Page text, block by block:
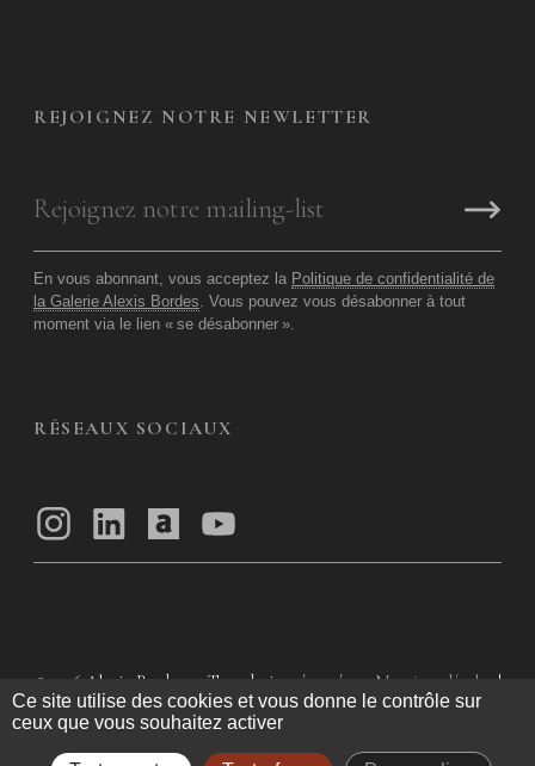
REJOIGNEZ NOTRE NEWLETTER
En vous abonnant, vous acceptez la Politique de confidentialité de
la Galerie Alexis Bordes . Vous pouvez vous désabonner à tout
moment via le lien « se désabonner ».
RÉSEAUX SOCIAUX
© 2026 Alexis Bordes — Tous droits réservés Mentions légales
|
Politique de confidentialité |Conditions Générales d’utilisation
Conditions Générales de Vente
Ce site utilise des cookies et vous donne le contrôle sur
ceux que vous souhaitez activer